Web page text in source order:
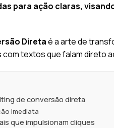
para ação claras,
Diretaé a arte de
com textos que falam direto
de conversão direta
imediata
que impulsionam cliques